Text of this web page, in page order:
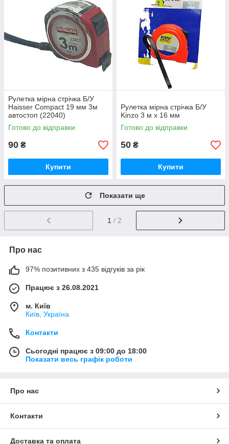
Рулетка мірна стрічка Б/У
Haisser Compact 19 мм 3м
автостоп (22040)
Готово до відправки
90 ₴
Купити
Рулетка мірна стрічка Б/У
Kinzo 3 м х 16 мм
Готово до відправки
50 ₴
Купити
Показати ще
1 / 2
Про нас
97% позитивних з 435 відгуків за рік
Працює з 26.08.2021
м. Київ
Київ, Україна
Контакти
Сьогодні працює з 09:00 до 18:00
Показати весь графік роботи
Про нас
Контакти
Доставка та оплата